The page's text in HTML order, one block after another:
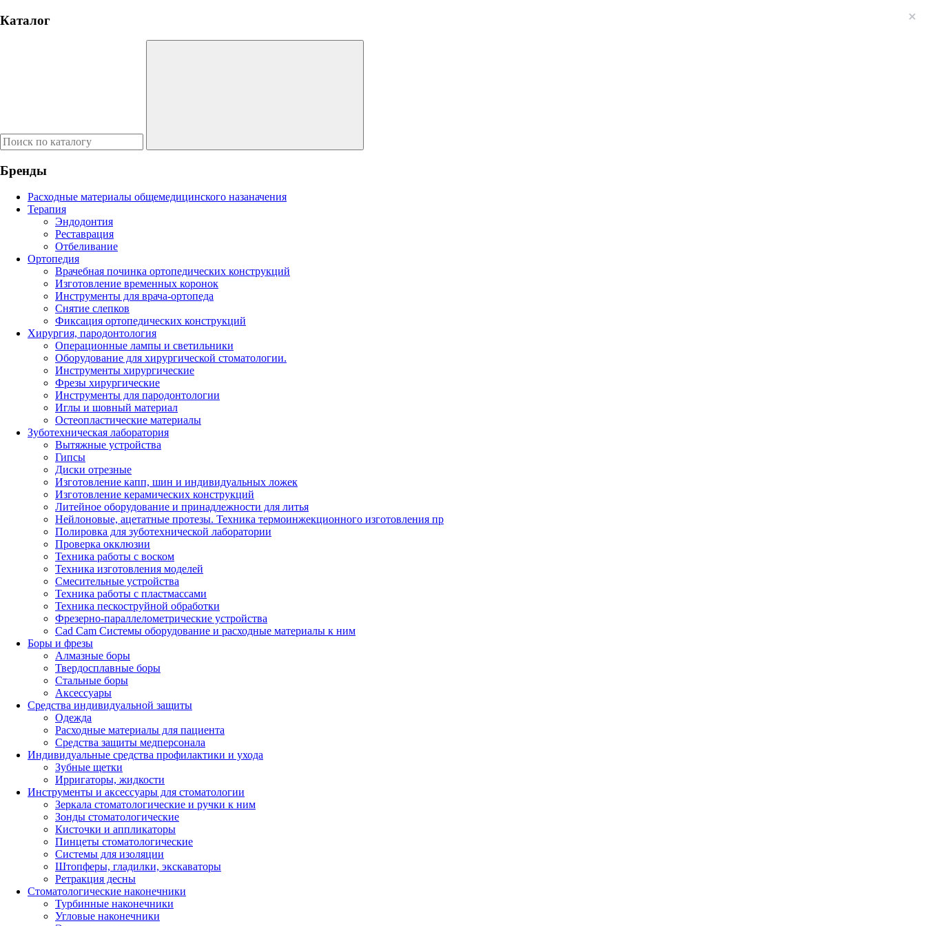
Каталог
Бренды
Расходные материалы общемедицинского назаначения
Терапия
Эндодонтия
Реставрация
Отбеливание
Ортопедия
Врачебная починка ортопедических конструкций
Изготовление временных коронок
Инструменты для врача-ортопеда
Снятие слепков
Фиксация ортопедических конструкций
Хирургия, пародонтология
Операционные лампы и светильники
Оборудование для хирургической стоматологии.
Инструменты хирургические
Фрезы хирургические
Инструменты для пародонтологии
Иглы и шовный материал
Остеопластические материалы
Зуботехническая лаборатория
Вытяжные устройства
Гипсы
Диски отрезные
Изготовление капп, шин и индивидуальных ложек
Изготовление керамических конструкций
Литейное оборудование и принадлежности для литья
Нейлоновые, ацетатные протезы. Техника термоинжекционного изготовления пр
Полировка для зуботехнической лаборатории
Проверка окклюзии
Техника работы с воском
Техника изготовления моделей
Смесительные устройства
Техника работы с пластмассами
Техника пескоструйной обработки
Фрезерно-параллелометрические устройства
Cad Cam Системы оборудование и расходные материалы к ним
Боры и фрезы
Алмазные боры
Твердосплавные боры
Стальные боры
Аксессуары
Средства индивидуальной защиты
Одежда
Расходные материалы для пациента
Средства защиты медперсонала
Индивидуальные средства профилактики и ухода
Зубные щетки
Ирригаторы, жидкости
Инструменты и аксессуары для стоматологии
Зеркала стоматологические и ручки к ним
Зонды стоматологические
Кисточки и аппликаторы
Пинцеты стоматологические
Системы для изоляции
Штопферы, гладилки, экскаваторы
Ретракция десны
Стоматологические наконечники
Турбинные наконечники
Угловые наконечники